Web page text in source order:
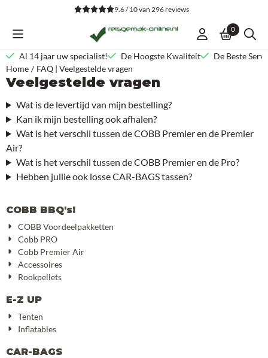
Cookievoorkeuren zijn beschikbaar. Kies instellingen of sta alle
9.6 / 10van296reviews
0
Al 14 jaar uw specialist! De Hoogste Kwaliteit
De Beste
Home / FAQ | Veelgestelde vragen
Veelgestelde vragen
Wat is de levertijd van mijn bestelling?
Kan ik mijn bestelling ook afhalen?
Wat is het verschil tussen de COBB Premier en de Premier
Air?
Wat is het verschil tussen de COBB Premier en de Pro?
Hebben jullie ook losse CAR-BAGS tassen?
COBB BBQ's!
COBB Voordeelpakketten
Cobb PRO
Cobb Premier Air
Accessoires
Rookpellets
E-Z UP
Tenten
Inflatables
CAR-BAGS